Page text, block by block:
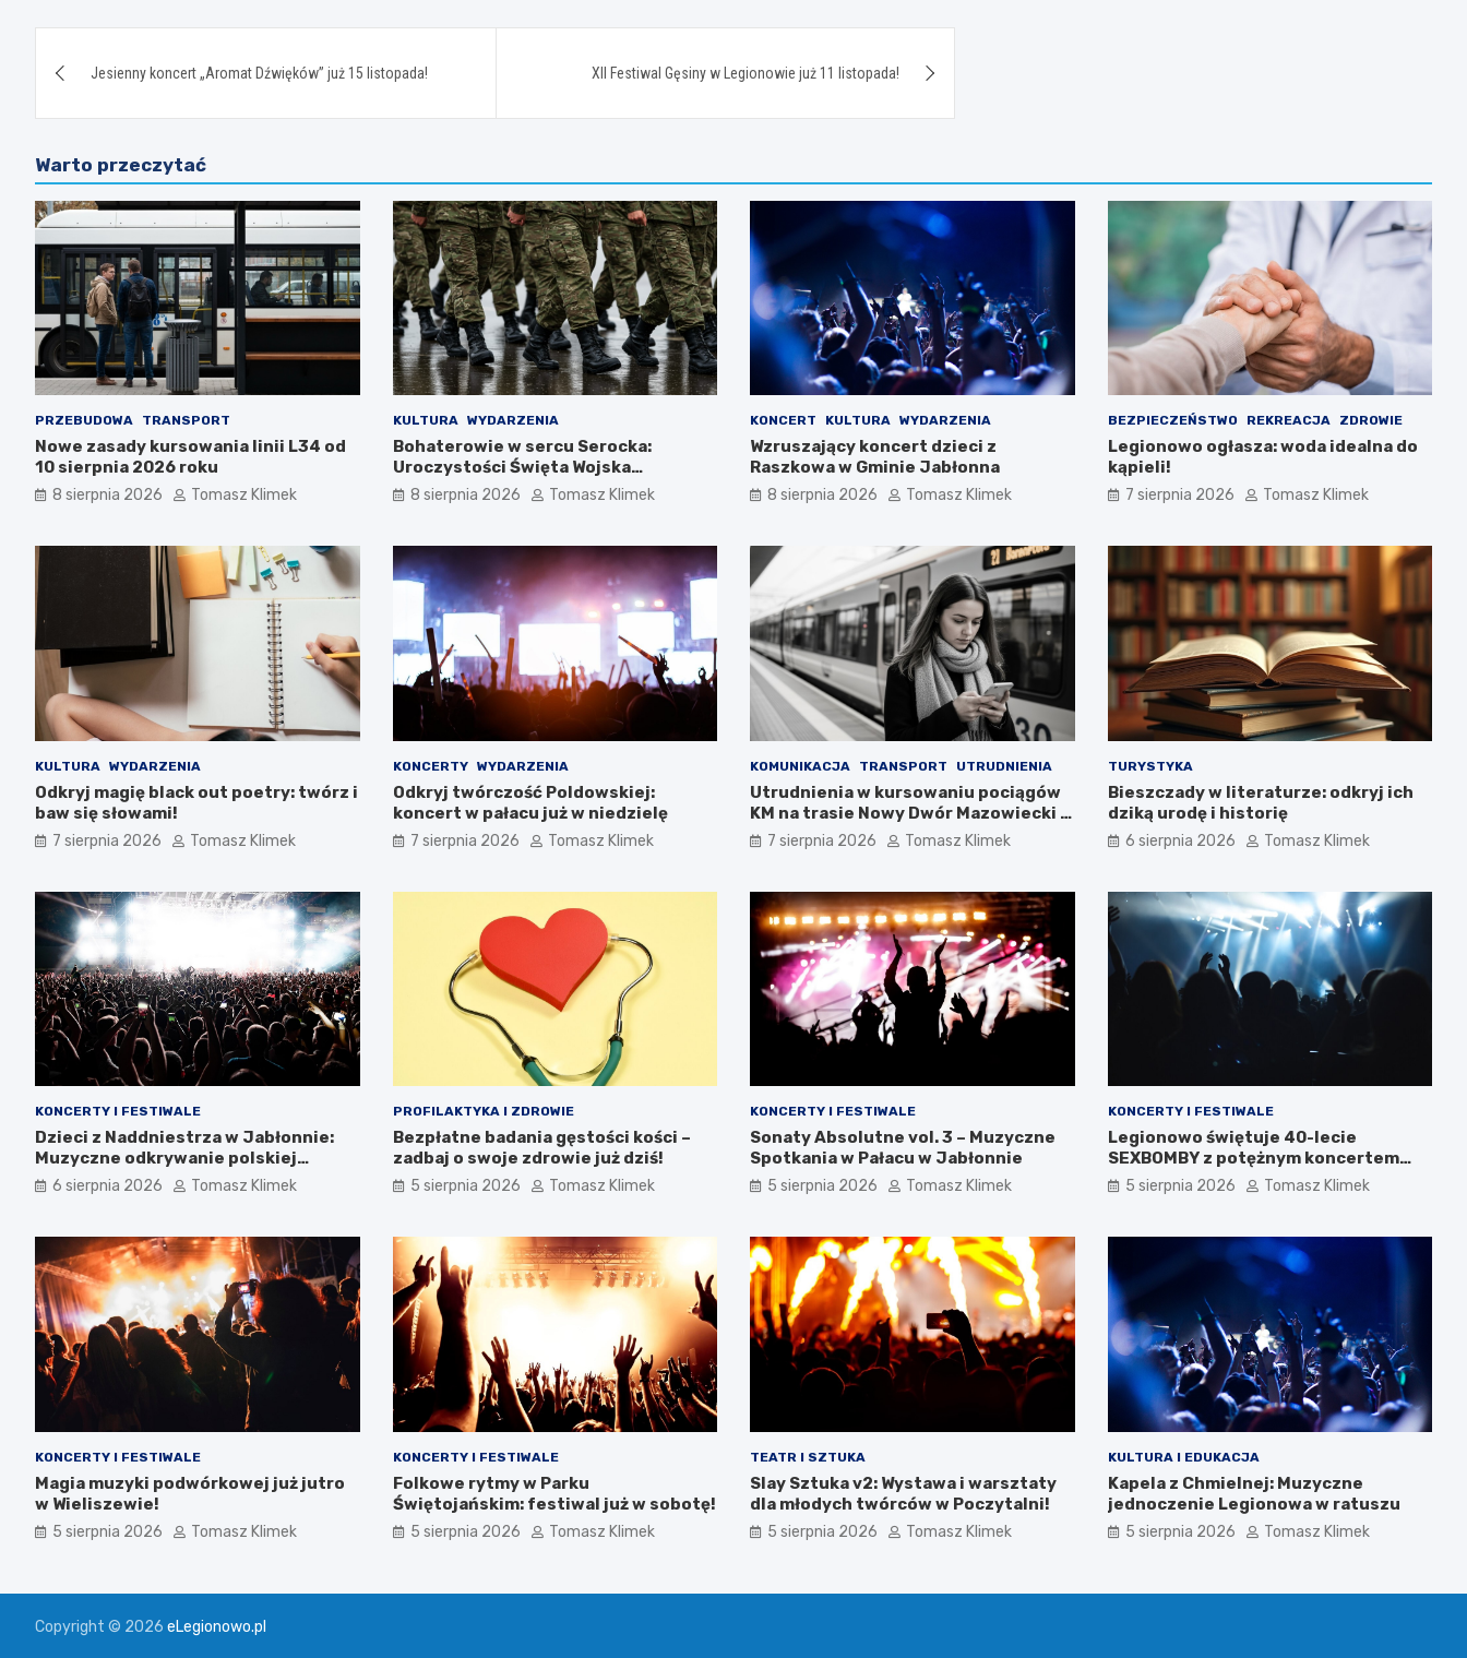
wpisu
Jesienny koncert „Aromat Dźwięków” już 15 listopada! XII Festiwal Gęsiny w Legionowie już 11 listopada!
Warto przeczytać
PRZEBUDOWA TRANSPORT
Nowe zasady kursowania linii L34 od
10 sierpnia 2026 roku
8 sierpnia 2026 Tomasz Klimek
KULTURA WYDARZENIA
Bohaterowie w sercu Serocka:
Uroczystości Święta Wojska
Polskiego
8 sierpnia 2026 Tomasz Klimek
KONCERT KULTURA WYDARZENIA
Wzruszający koncert dzieci z
Raszkowa w Gminie Jabłonna
8 sierpnia 2026 Tomasz Klimek
BEZPIECZEŃSTWO REKREACJA ZDROWIE
Legionowo ogłasza: woda idealna do
kąpieli!
7 sierpnia 2026 Tomasz Klimek
KULTURA WYDARZENIA
Odkryj magię black out poetry: twórz i
baw się słowami!
7 sierpnia 2026 Tomasz Klimek
KONCERTY WYDARZENIA
Odkryj twórczość Poldowskiej:
koncert w pałacu już w niedzielę
7 sierpnia 2026 Tomasz Klimek
KOMUNIKACJA TRANSPORT UTRUDNIENIA
Utrudnienia w kursowaniu pociągów
KM na trasie Nowy Dwór Mazowiecki –
Chotomów
7 sierpnia 2026 Tomasz Klimek
TURYSTYKA
Bieszczady w literaturze: odkryj ich
dziką urodę i historię
6 sierpnia 2026 Tomasz Klimek
KONCERTY I FESTIWALE
Dzieci z Naddniestrza w Jabłonnie:
Muzyczne odkrywanie polskiej
tożsamości
6 sierpnia 2026 Tomasz Klimek
PROFILAKTYKA I ZDROWIE
Bezpłatne badania gęstości kości –
zadbaj o swoje zdrowie już dziś!
5 sierpnia 2026 Tomasz Klimek
KONCERTY I FESTIWALE
Sonaty Absolutne vol. 3 – Muzyczne
Spotkania w Pałacu w Jabłonnie
5 sierpnia 2026 Tomasz Klimek
KONCERTY I FESTIWALE
Legionowo świętuje 40-lecie
SEXBOMBY z potężnym koncertem
punk rockowym!
5 sierpnia 2026 Tomasz Klimek
KONCERTY I FESTIWALE
Magia muzyki podwórkowej już jutro
w Wieliszewie!
5 sierpnia 2026 Tomasz Klimek
KONCERTY I FESTIWALE
Folkowe rytmy w Parku
Świętojańskim: festiwal już w sobotę!
5 sierpnia 2026 Tomasz Klimek
TEATR I SZTUKA
Slay Sztuka v2: Wystawa i warsztaty
dla młodych twórców w Poczytalni!
5 sierpnia 2026 Tomasz Klimek
KULTURA I EDUKACJA
Kapela z Chmielnej: Muzyczne
jednoczenie Legionowa w ratuszu
5 sierpnia 2026 Tomasz Klimek
Copyright © 2026 eLegionowo.pl